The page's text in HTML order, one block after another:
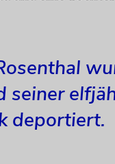
seiner
deportiert.